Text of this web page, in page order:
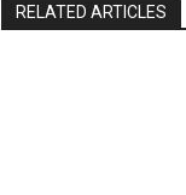
RELATED ARTICLES